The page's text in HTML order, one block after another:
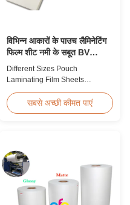
विभिन्न आकारों के पाउच लैमिनेटिंग
फिल्म शीट नमी के सबूत BV
प्रमाणन
Different Sizes Pouch
Laminating Film Sheets
Customized Different Sizes /
Thickness Laminating Pouches,
Customization of sizes,
thickness, or packaging is
welcomed. All laminator sheets
सबसे अच्छी कीमत पाएं